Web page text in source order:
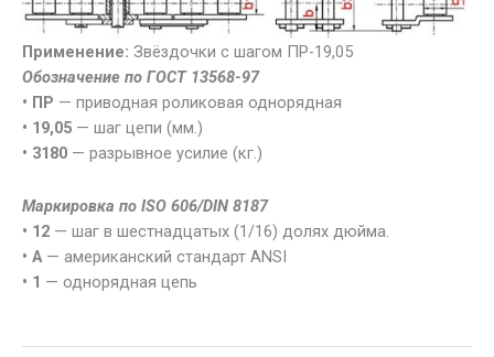
Применение: Звёздочки с шагом ПР-19,05
Обозначение по ГОСТ 13568-97
• ПР — приводная роликовая однорядная
• 19,05 — шаг цепи (мм.)
• 3180 — разрывное усилие (кг.)
Маркировка по ISO 606/DIN 8187
• 12 — шаг в шестнадцатых (1/16) долях дюйма.
• А— американский стандарт ANSI
• 1 — однорядная цепь